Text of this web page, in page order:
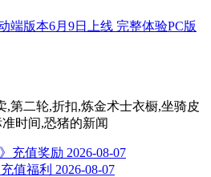
端版本6月9日上线 完整体验PC版
,第二轮,折扣,炼金术士衣橱,坐骑皮
时间,恐猪的新闻
充值奖励 2026-08-07
值福利 2026-08-07